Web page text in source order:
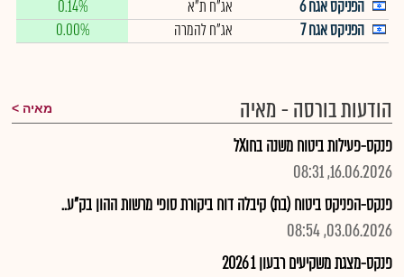
הפניקס אגח 6
אג"ח ת"א
0.14%
הפניקס אגח 7
אג"ח להמרה 0.00%
הודעות בורסה - מאיה מאיה
פנקס-פעילות ביטוח משנה בחוXל
16.06.2026, 08:31
פנקס-הפניקס ביטוח (בת) קיבלה דוח ביקורת סופי מרשות ההון בק"ע..
03.06.2026, 08:54
פנקס-מצגת משקיעים רבעון 1 2026